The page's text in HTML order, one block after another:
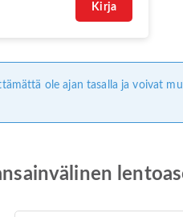
Kirja
ole ajan tasalla ja voivat